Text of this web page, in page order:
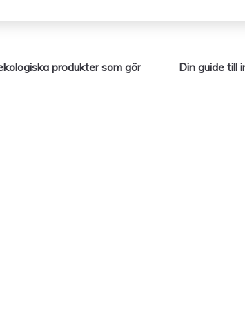
produkter som gör
Din guide till